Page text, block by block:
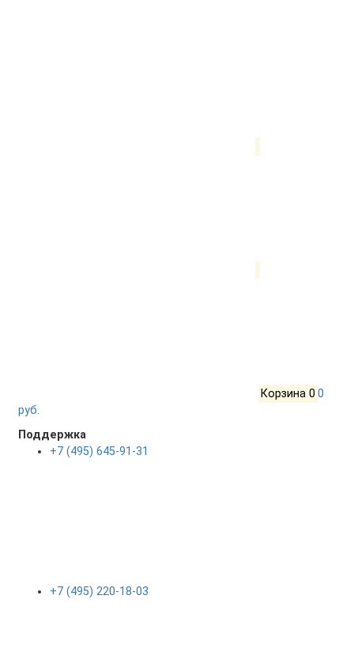
Корзина 0 0
руб.
Поддержка
+7 (495) 645-91-31
+7 (495) 220-18-03